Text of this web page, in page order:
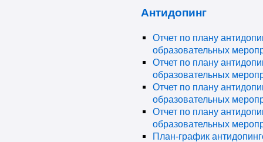
Антидопинг
Отчет по плану
образовательных
Отчет по плану
образовательных
Отчет по плану
образовательных
Отчет по плану
образовательных
План-график